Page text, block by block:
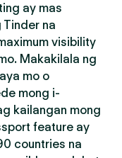
ay mas
na
visibility
Makakilala ng
mo o
mong i-
kailangan mong
feature ay
countries na